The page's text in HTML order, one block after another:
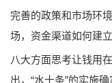
完善的政策和市场环
场，资金渠道如何建
八大方面思考让钱用在
出，“水十条”的实施